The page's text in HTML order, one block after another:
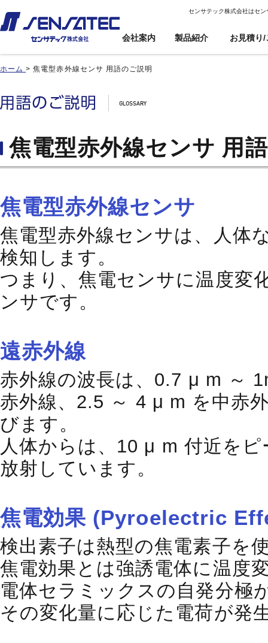
センサテック株式会社はセ
会社案内 製品紹介 お見積り/
品番インデックス
用途事例
近接センサ
静電容量形近接センサ
差動容量型近接センサ
磁気センサ
サ
歯車(ギア)センサ
タッチセンサ
傾斜センサ
ジャイロセンサ
光電センサ
文
利用規約
近接センサ
静電容量形近接センサ
差動容量型近接センサ
磁気センサ
サ
歯車(ギア)センサ
タッチセンサ
傾斜センサ
ジャイロセンサ
光電センサ
ップ
基板実装のご紹介
ホーム >焦電型赤外線センサ 用語のご説明
焦電型赤外線センサ 用
焦電型赤外線センサ
焦電型赤外線センサは、人体
検知します。
つまり、焦電センサに温度変
ンサです。
遠赤外線
赤外線の波長は、0.7 μ m ～
赤外線、2.5 ～ 4 μ m を中赤
びます。
人体からは、10 μ m 付近を
放射しています。
焦電効果 (Pyroelectric
検出素子は熱型の焦電素子を
焦電効果とは強誘電体に温度
電体セラミックスの自発分極
その変化量に応じた電荷が発